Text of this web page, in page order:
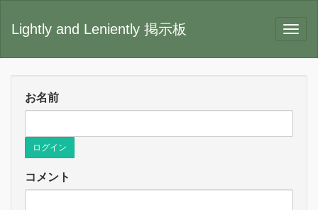
Lightly and Leniently 掲示板
お名前
ログイン
コメント